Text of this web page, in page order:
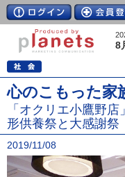
8
心のこもった家
「オクリエ小鷹野
形供養祭と大感謝祭
2019/11/08